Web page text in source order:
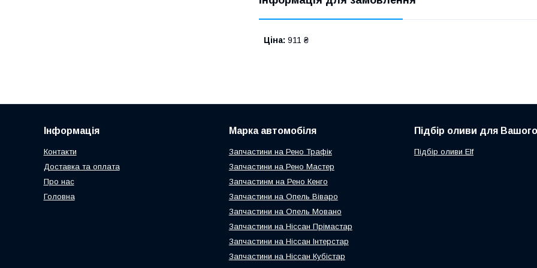
Ціна: 911 ₴
Інформація
Контакти
Доставка та оплата
Про нас
Головна
Марка автомобіля
Запчастини на Рено Трафік
Запчастини на Рено Мастер
Запчастинм на Рено Кенго
Запчастини на Опель Віваро
Запчастини на Опель Мовано
Запчастини на Ніссан Прімастар
Запчастини на Ніссан Інтерстар
Запчастини на Ніссан Кубістар
Підбір оливи для
Підбір оливи Elf